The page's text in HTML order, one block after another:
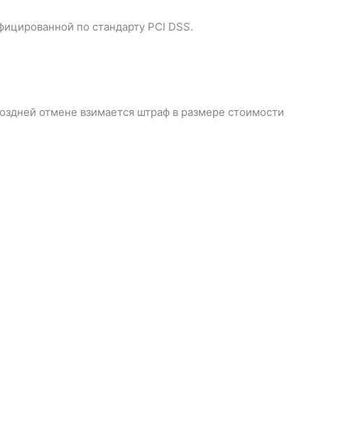
по стандарту PCI DSS.
отмене взимается штраф в размере стоимости